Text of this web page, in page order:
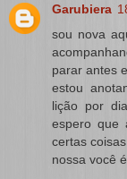
Garubiera
sou nova
parar antes
estou
lição por
espero que
certas
nossa você